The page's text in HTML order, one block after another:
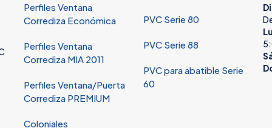
Correo
electrónico
Guarda
electrónico
navegador
Perfiles Ventana
Corrediza Económica
Perfiles Ventana
Corrediza MIA 2011
Perfiles Ventana/Puerta
Corrediza PREMIUM
Coloniales
PVC Serie 80
PVC Serie 88
PVC para abatible Serie
60